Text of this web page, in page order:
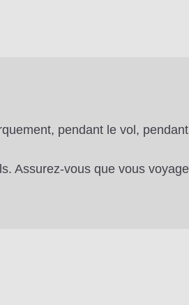
pendant le vol,
Assurez-vous que vous